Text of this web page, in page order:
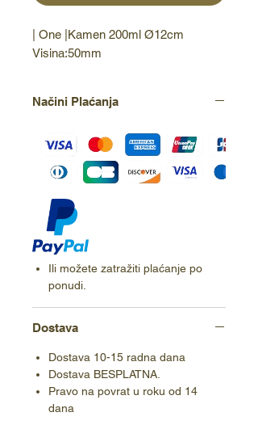
| One |Kamen 200ml Ø12cm
Visina:50mm
Načini Plaćanja
Ili možete zatražiti plaćanje po
ponudi.
Dostava
Dostava 10-15 radna dana
Dostava BESPLATNA.
Pravo na povrat u roku od 14
dana